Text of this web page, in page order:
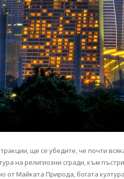
ще се убедите, че почти
на религиозни сгради, към
от Майката Природа, богата